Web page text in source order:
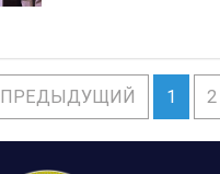
ПРЕДЫДУЩИЙ 1 2